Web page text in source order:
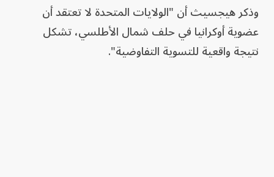
وذكر هيجسيث أن "الولايات المتحدة لا تعتقد أن
عضوية أوكرانيا في حلف شمال الأطلسي، تشكل
نتيجة واقعية للتسوية التفاوضية".